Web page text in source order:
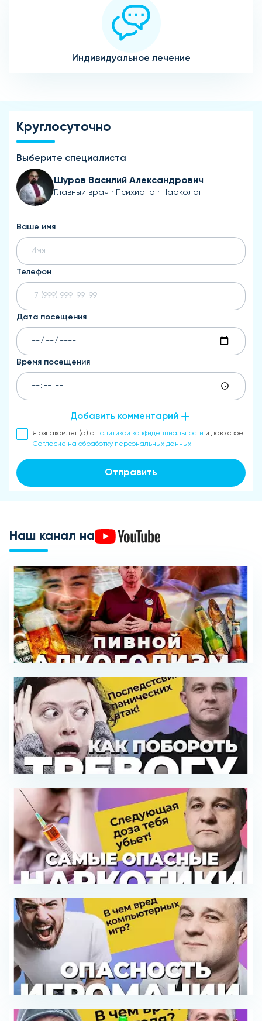
Индивидуальное лечение
Круглосуточно
Выберите специалиста
Шуров Василий Александрович
Главный врач · Психиатр · Нарколог
Ваше имя
Телефон
Дата посещения
Время посещения
Добавить комментарий
Я ознакомлен(а) с Политикой конфиденциальности и даю свое
Согласие на обработку персональных данных
Отправить
Наш канал на